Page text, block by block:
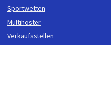
Sportwetten
Multihoster
Verkaufsstellen